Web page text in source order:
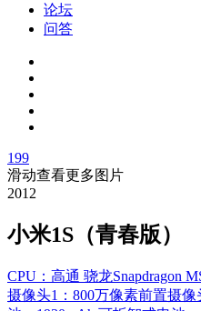
论坛
问答
199
滑动查看更多图片
2012
小米1S（青春版）
CPU：高通 骁龙Snapdragon
摄像头1：800万像素前置摄